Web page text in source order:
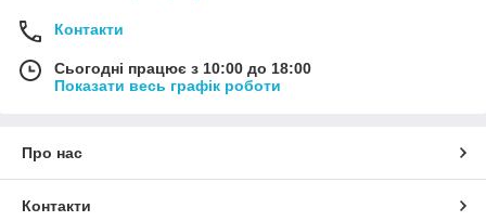
Контакти
Сьогодні працює з 10:00 до 18:00
Показати весь графік роботи
Про нас
Контакти